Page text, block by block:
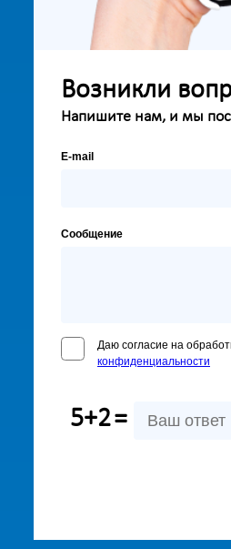
Возникли
Напишите нам, и мы
E-mail
Сообщение
Даю согласие на
конфиденциальности
5+2=